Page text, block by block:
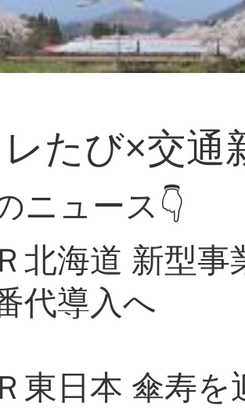
たび×交通
ニュース👇
北海道 新型
代導入へ
東日本 傘寿